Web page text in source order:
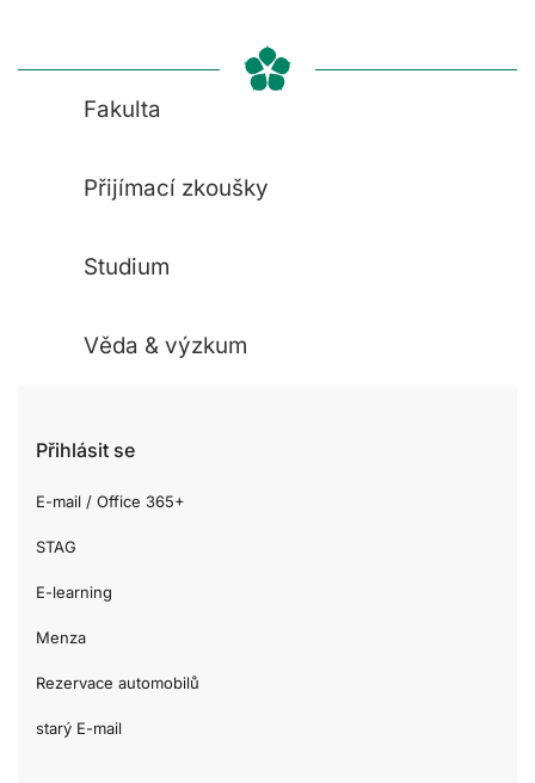
Fakulta
Přijímací zkoušky
Studium
Věda & výzkum
Přihlásit se
E-mail / Office 365+
STAG
E-learning
Menza
Rezervace automobilů
starý E-mail